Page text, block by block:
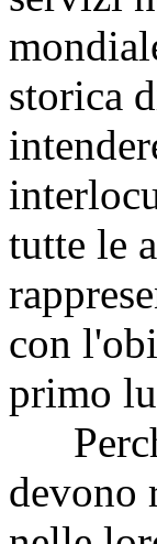
storica
tutte le
con
primo
devono